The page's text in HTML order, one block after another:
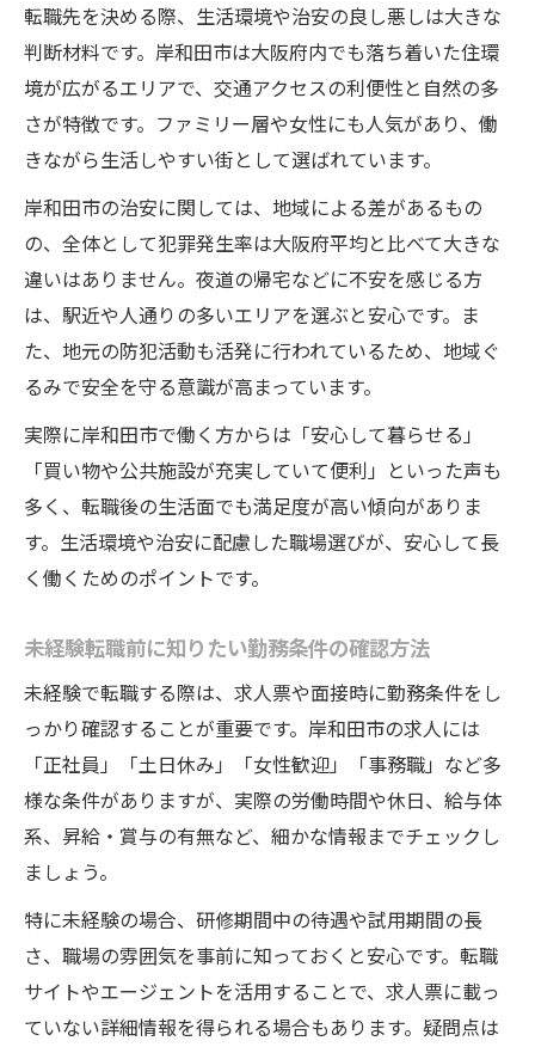
転職先を決める際、生活環境や治安の良し悪しは大きな
判断材料です。岸和田市は大阪府内でも落ち着いた住環
境が広がるエリアで、交通アクセスの利便性と自然の多
さが特徴です。ファミリー層や女性にも人気があり、働
きながら生活しやすい街として選ばれています。
岸和田市の治安に関しては、地域による差があるもの
の、全体として犯罪発生率は大阪府平均と比べて大きな
違いはありません。夜道の帰宅などに不安を感じる方
は、駅近や人通りの多いエリアを選ぶと安心です。ま
た、地元の防犯活動も活発に行われているため、地域ぐ
るみで安全を守る意識が高まっています。
実際に岸和田市で働く方からは「安心して暮らせる」
「買い物や公共施設が充実していて便利」といった声も
多く、転職後の生活面でも満足度が高い傾向がありま
す。生活環境や治安に配慮した職場選びが、安心して長
く働くためのポイントです。
未経験転職前に知りたい勤務条件の確認方法
未経験で転職する際は、求人票や面接時に勤務条件をし
っかり確認することが重要です。岸和田市の求人には
「正社員」「土日休み」「女性歓迎」「事務職」など多
様な条件がありますが、実際の労働時間や休日、給与体
系、昇給・賞与の有無など、細かな情報までチェックし
ましょう。
特に未経験の場合、研修期間中の待遇や試用期間の長
さ、職場の雰囲気を事前に知っておくと安心です。転職
サイトやエージェントを活用することで、求人票に載っ
ていない詳細情報を得られる場合もあります。疑問点は